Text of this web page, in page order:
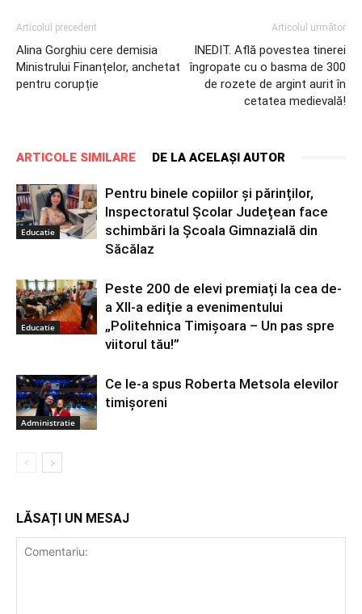
Articolul precedent
Alina Gorghiu cere demisia
Ministrului Finanțelor, anchetat
pentru corupție
Articolul următor
INEDIT. Află povestea tinerei
îngropate cu o basma de 300
de rozete de argint aurit în
cetatea medievală!
ARTICOLE SIMILARE DE LA ACELAȘI AUTOR
Educatie
Pentru binele copiilor și părinților,
Inspectoratul Școlar Județean face
schimbări la Școala Gimnazială din
Săcălaz
Educatie
Peste 200 de elevi premiați la cea de-
a XII-a ediție a evenimentului
„Politehnica Timișoara – Un pas spre
viitorul tău!”
Administratie
Ce le-a spus Roberta Metsola elevilor
timișoreni
LĂSAȚI UN MESAJ